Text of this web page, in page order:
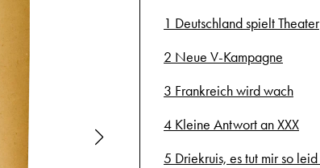
1 Deutschland spielt Theater
2 Neue V-Kampagne
3 Frankreich wird wach
4 Kleine Antwort an XXX
5 Driekruis, es tut mir so